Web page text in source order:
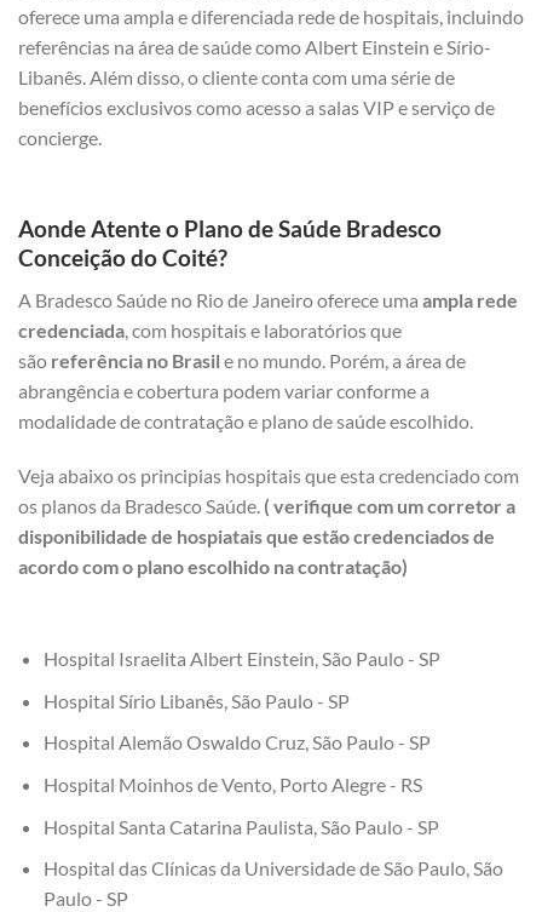
oferece uma ampla e diferenciada rede de hospitais, incluindo
referências na área de saúde como Albert Einstein e Sírio-
Libanês. Além disso, o cliente conta com uma série de
benefícios exclusivos como acesso a salas VIP e serviço de
concierge.
Aonde Atente o Plano de Saúde Bradesco
Conceição do Coité?
A Bradesco Saúde no Rio de Janeiro oferece uma ampla rede
credenciada , com hospitais e laboratórios que
são referência no Brasil e no mundo. Porém, a área de
abrangência e cobertura podem variar conforme a
modalidade de contratação e plano de saúde escolhido.
Veja abaixo os principias hospitais que esta credenciado com
os planos da Bradesco Saúde. ( verifique com um corretor a
disponibilidade de hospiatais que estão credenciados de
acordo com o plano escolhido na contratação)
Hospital Israelita Albert Einstein, São Paulo - SP
Hospital Sírio Libanês, São Paulo - SP
Hospital Alemão Oswaldo Cruz, São Paulo - SP
Hospital Moinhos de Vento, Porto Alegre - RS
Hospital Santa Catarina Paulista, São Paulo - SP
Hospital das Clínicas da Universidade de São Paulo, São
Paulo - SP